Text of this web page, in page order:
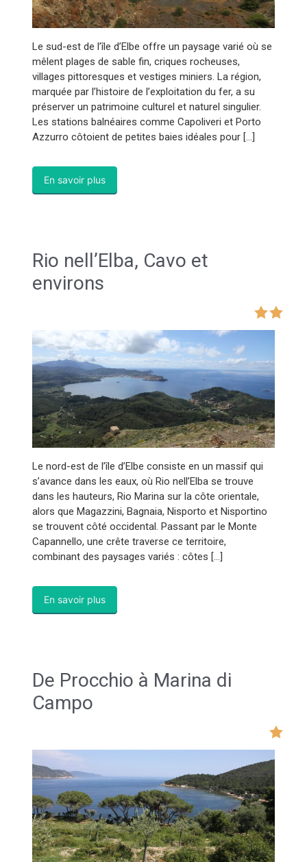
Le sud-est de l’île d’Elbe offre un paysage varié où se
mêlent plages de sable fin, criques rocheuses,
villages pittoresques et vestiges miniers. La région,
marquée par l’histoire de l’exploitation du fer, a su
préserver un patrimoine culturel et naturel singulier.
Les stations balnéaires comme Capoliveri et Porto
Azzurro côtoient de petites baies idéales pour […]
En savoir plus
Rio nell’Elba, Cavo et
environs
Le nord-est de l’île d’Elbe consiste en un massif qui
s’avance dans les eaux, où Rio nell’Elba se trouve
dans les hauteurs, Rio Marina sur la côte orientale,
alors que Magazzini, Bagnaia, Nisporto et Nisportino
se trouvent côté occidental. Passant par le Monte
Capannello, une crête traverse ce territoire,
combinant des paysages variés : côtes […]
En savoir plus
De Procchio à Marina di
Campo